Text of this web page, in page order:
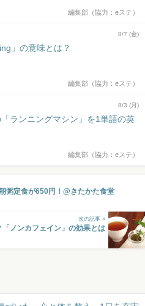
編集部（協力：eステ）
8/7 (金)
」の意味とは？
編集部（協力：eステ）
8/3 (月)
ランニングマシン」を1単語の英
編集部（協力：eステ）
粥定食が650円！@きたかた食堂
次の記事 »
ノンカフェイン」の効果とは